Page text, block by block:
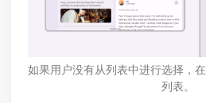
如果用户没有从列表中进行选择，
列表。